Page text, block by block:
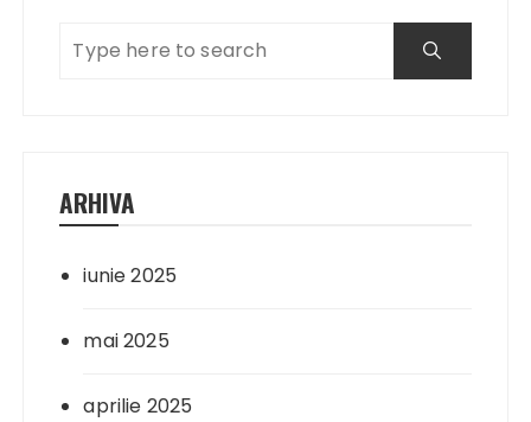
ARHIVA
iunie 2025
mai 2025
aprilie 2025